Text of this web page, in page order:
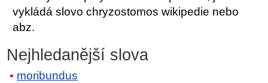
vykládá slovo chryzostomos wikipedie nebo
abz.
Nejhledanější slova
moribundus